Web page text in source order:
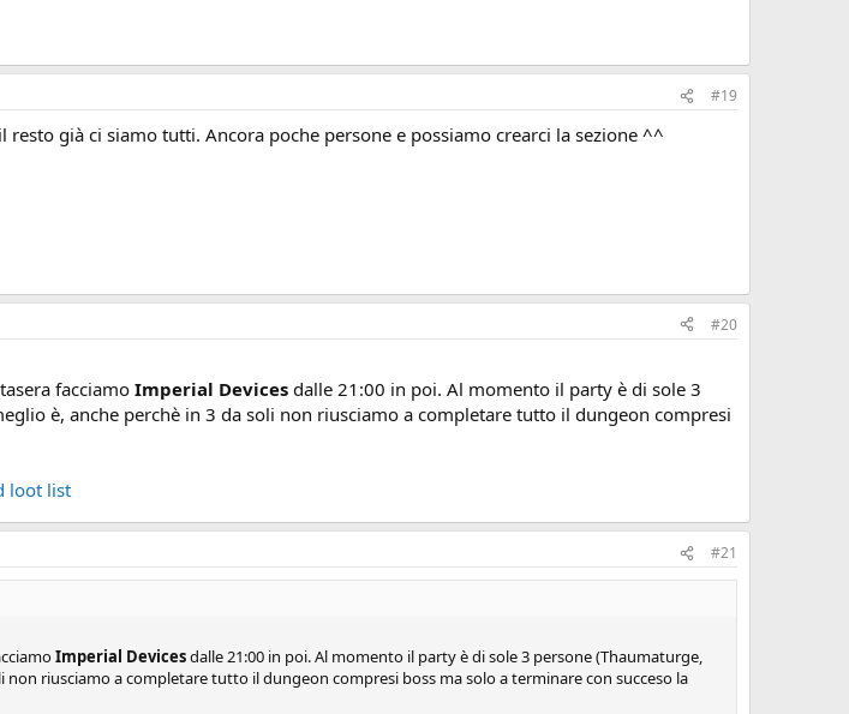
#19
già ci siamo tutti. Ancora poche persone e possiamo crearci la sezione ^^
#20
facciamoImperial Devices dalle 21:00 in poi. Al momento il party è di sole 3
è, anche perchè in 3 da soli non riusciamo a completare tutto il dungeon compresi
loot list
#21
Imperial Devicesdalle 21:00 in poi. Al momento il party è di sole 3 persone (Thaumaturge,
non riusciamo a completare tutto il dungeon compresi boss ma solo a terminare con succeso la